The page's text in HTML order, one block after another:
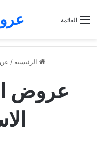
القائمة
الرئيسية /
عروض